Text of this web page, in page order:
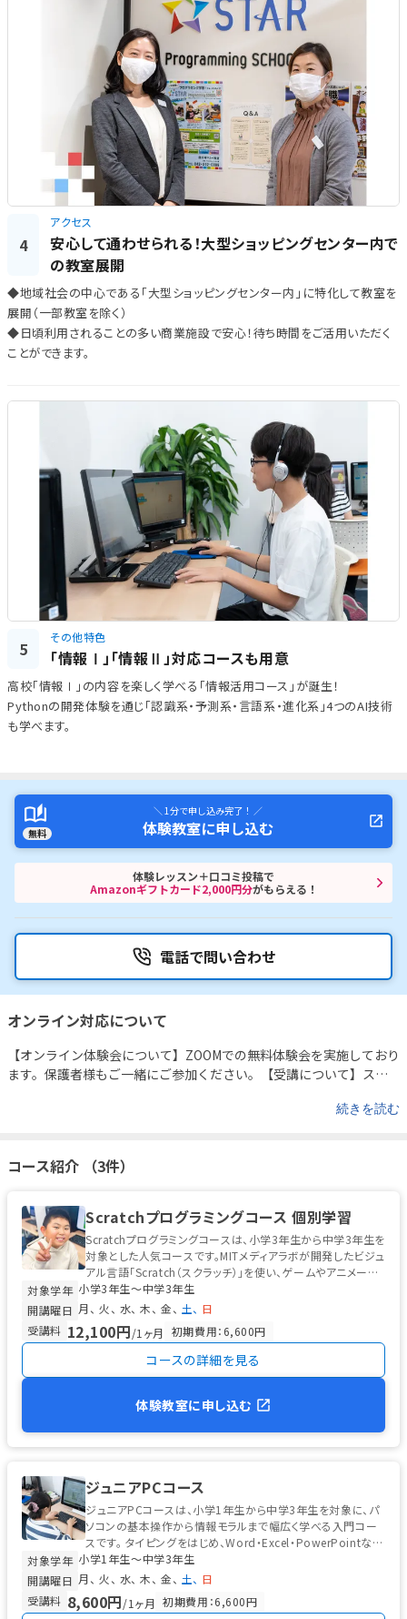
4
アクセス
安心して通わせられる！大型ショッピングセンター内で
の教室展開
◆地域社会の中心である「大型ショッピングセンター内」に特化して教室を
展開（一部教室を除く）
◆日頃利用されることの多い商業施設で安心！待ち時間をご活用いただく
ことができます。
5
その他特色
「情報Ⅰ」「情報Ⅱ」対応コースも用意
高校「情報Ⅰ」の内容を楽しく学べる「情報活用コース」が誕生！
Pythonの開発体験を通じ「認識系・予測系・言語系・進化系」4つのAI技術
も学べます。
無料
＼ 1分で申し込み完了！ ／
体験教室に申し込む
体験レッスン＋口コミ投稿で
Amazonギフトカード2,000円分がもらえる！
電話で問い合わせ
オンライン対応について
【オンライン体験会について】 ZOOMでの無料体験会を実施しており
ます。 保護者様もご一緒にご参加ください。 【受講について】 スタ
な学びを止めない！】という想いの元で、教室での受講だけでな
いただくオンラインレッスンへの切り替えを行いますので、ご安心
ご準備をお願いしております。□ インターネットに接続できるパソ
コン。□ WEB カメラ、マイクとスピーカー（またはヘッドセッ
ト）。□ 映像授業再生用のタブレット端末。（教室でお貸しできま
す。）□ レッスンに必要なアプリのインストール。□ スタプレサイ
ト（こども会員サイト）への登録。（レッスン映像の配信を行いま
す）設定方法など詳細につきましては、ご入会時、およびオリエン
テーションなどで説明いたします。
でに、ご自宅での学習環境の確認を実施いたします。※ ご自宅でオ
ンラインレッスンの環境がご準備できない場合は別途対応をいたし
ますのでお問い合わせください。
続きを読む
コース紹介 （3件）
Scratchプログラミングコース 個別学習
Scratchプログラミングコースは、小学3年生から中学3年生を
対象とした人気コースです。MITメディアラボが開発したビジュ
アル言語「Scratch（スクラッチ）」を使い、ゲームやアニメーシ
ョン...
対象学年 小学3年生〜中学3年生
開講曜日 月 火 水 木 金 土
日
受講料 12,100円/1ヶ月 初期費用：6,600円
コースの詳細を見る
体験教室に申し込む
ジュニアPCコース
ジュニアPCコースは、小学1年生から中学3年生を対象に、パ
ソコンの基本操作から情報モラルまで幅広く学べる入門コー
スです。 タイピングをはじめ、Word・Excel・PowerPointな
ど...
対象学年 小学1年生〜中学3年生
開講曜日 月 火 水 木 金 土
日
受講料 8,600円/1ヶ月 初期費用：6,600円